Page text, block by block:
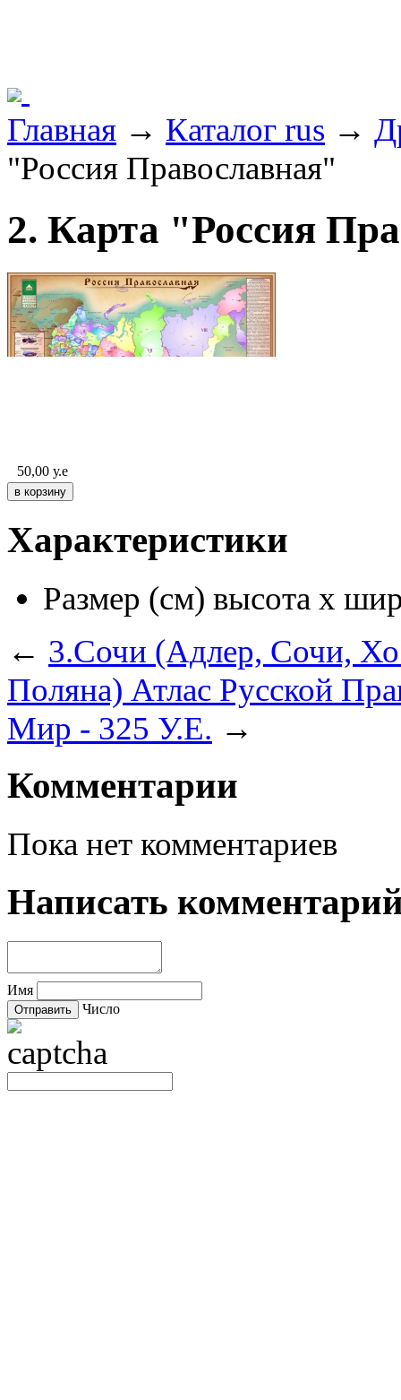
Главная → Каталог rus →
"Россия Православная"
2. Карта "Россия
50,00 у.е
Характеристики
Размер (см) высота х
← 3.Сочи (Адлер, Сочи,
Поляна) Атлас Русской
Мир - 325 У.Е. →
Комментарии
Пока нет комментариев
Написать
Имя
Число